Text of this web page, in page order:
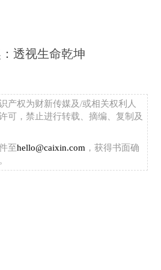
透视生命乾坤
产权为财新传媒及/或相关权利人
可，禁止进行转载、摘编、复制及
至hello@caixin.com ，获得书面确